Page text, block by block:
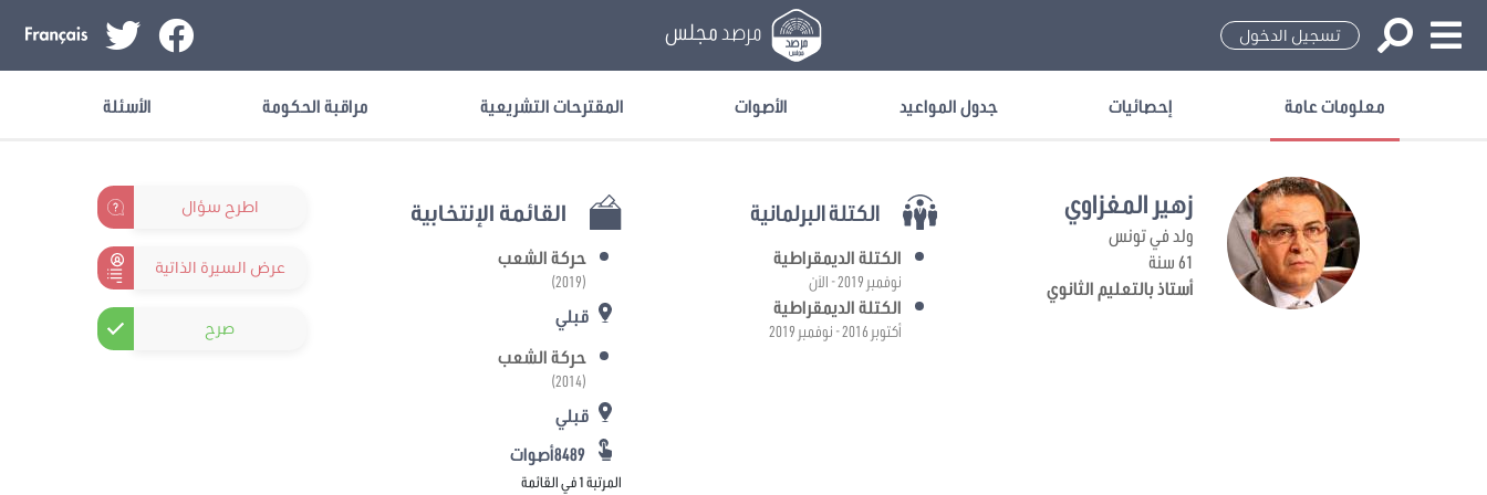
تسجيل الدخول مرصد مجلس
معلومات عامة إحصائيات جدول المواعيد الأصوات المقترحات التشريعية مراقبة الحكومة الأسئلة
زهير المغزاوي
ولد في تونس
61 سنة
أستاذ بالتعليم الثانوي
الكتلة البرلمانية
الكتلة الديمقراطية
نوفمبر 2019 - الآن
الكتلة الديمقراطية
أكتوبر 2016 - نوفمبر 2019
القائمة الإنتخابية
حركة الشعب
(2019)
قبلي
حركة الشعب
(2014)
قبلي
المرتبة 1 في القائمة
اطرح سؤال
عرض السيرة الذاتية
صرح